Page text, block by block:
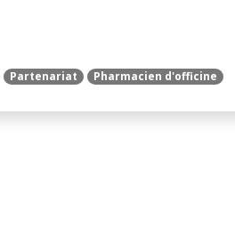
Partenariat Pharmacien d'officine